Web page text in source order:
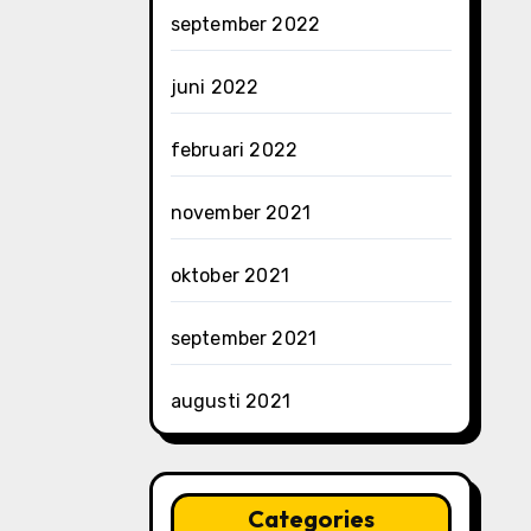
september 2022
juni 2022
februari 2022
november 2021
oktober 2021
september 2021
augusti 2021
Categories